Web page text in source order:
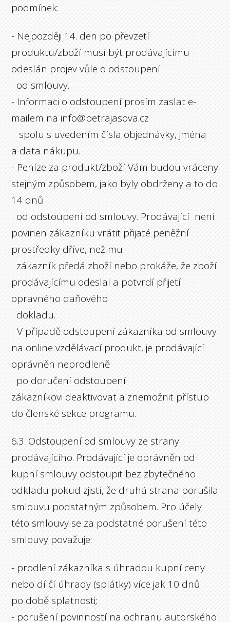
podmínek:
- Nejpozději 14. den po převzetí
produktu/zboží musí být prodávajícímu
odeslán projev vůle o odstoupení
od smlouvy.
- Informaci o odstoupení prosím zaslat e-
mailem na info@petrajasova.cz
spolu s uvedením čísla objednávky, jména
a data nákupu.
- Peníze za produkt/zboží Vám budou vráceny
stejným způsobem, jako byly obdrženy a to do
14 dnů
od odstoupení od smlouvy. Prodávající není
povinen zákazníku vrátit přijaté peněžní
prostředky dříve, než mu
zákazník předá zboží nebo prokáže, že zboží
prodávajícímu odeslal a potvrdí přijetí
opravného daňového
dokladu.
- V případě odstoupení zákazníka od smlouvy
na online vzdělávací produkt, je prodávající
oprávněn neprodleně
po doručení odstoupení
zákazníkovi deaktivovat a znemožnit přístup
do členské sekce programu.
6.3. Odstoupení od smlouvy ze strany
prodávajícího. Prodávající je oprávněn od
kupní smlouvy odstoupit bez zbytečného
odkladu pokud zjistí, že druhá strana porušila
smlouvu podstatným způsobem. Pro účely
této smlouvy se za podstatné porušení této
smlouvy považuje:
- prodlení zákazníka s úhradou kupní ceny
nebo dílčí úhrady (splátky) více jak 10 dnů
po době splatnosti;
- porušení povinností na ochranu autorského